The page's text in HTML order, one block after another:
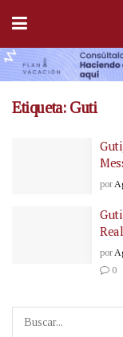
Etiqueta: Guti
por
por
0